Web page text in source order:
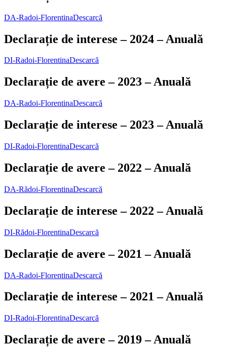
DA-Radoi-FlorentinaDescarcă
Declarație de interese – 2024 – Anuală
DI-Radoi-FlorentinaDescarcă
Declarație de avere – 2023 – Anuală
DA-Radoi-FlorentinaDescarcă
Declarație de interese – 2023 – Anuală
DI-Radoi-FlorentinaDescarcă
Declarație de avere – 2022 – Anuală
DA-Rădoi-FlorentinaDescarcă
Declarație de interese – 2022 – Anuală
DI-Rădoi-FlorentinaDescarcă
Declarație de avere – 2021 – Anuală
DA-Radoi-FlorentinaDescarcă
Declarație de interese – 2021 – Anuală
DI-Radoi-FlorentinaDescarcă
Declarație de avere – 2019 – Anuală